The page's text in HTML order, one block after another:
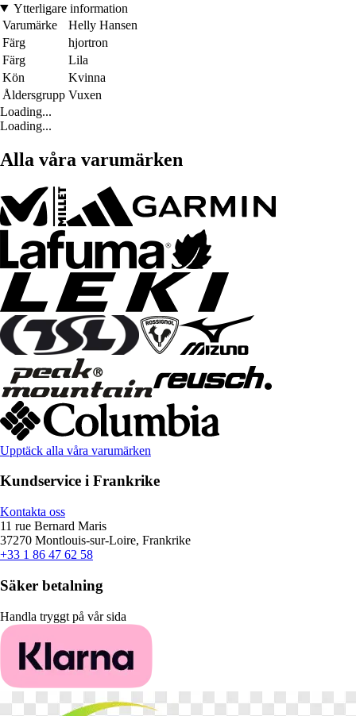
Ytterligare information
Varumärke
Helly Hansen
Färg
hjortron
Färg
Lila
Kön
Kvinna
Åldersgrupp Vuxen
Loading...
Loading...
Alla våra varumärken
Upptäck alla våra varumärken
Kundservice i Frankrike
Kontakta oss
11 rue Bernard Maris
37270 Montlouis-sur-Loire, Frankrike
+33 1 86 47 62 58
Säker betalning
Handla tryggt på vår sida